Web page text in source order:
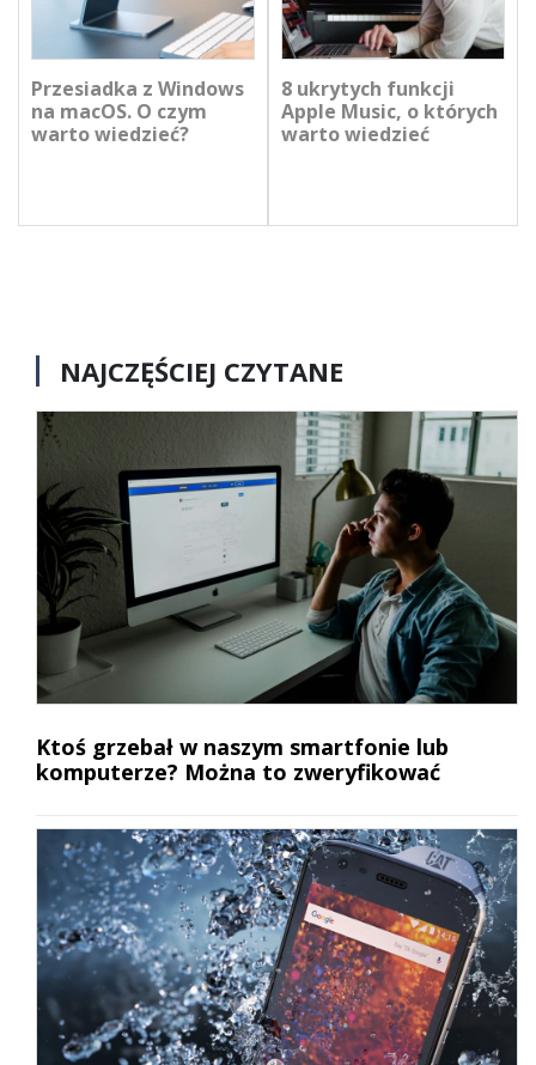
Przesiadka z Windows
na macOS. O czym
warto wiedzieć?
8 ukrytych funkcji
Apple Music, o których
warto wiedzieć
NAJCZĘŚCIEJ CZYTANE
Ktoś grzebał w naszym smartfonie lub
komputerze? Można to zweryfikować